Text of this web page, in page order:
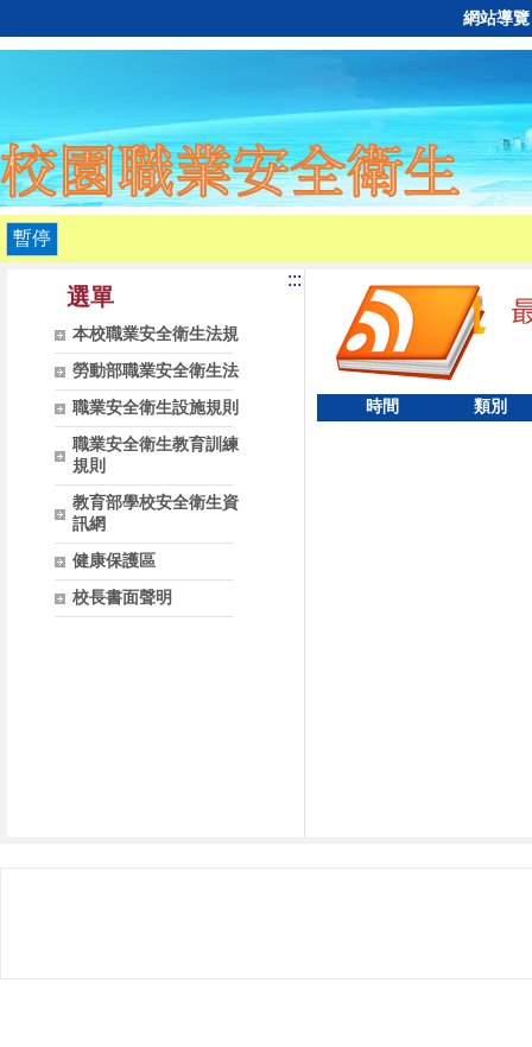
網站導覽
暫停
選單
本校職業安全衛生法規
勞動部職業安全衛生法
職業安全衛生設施規則
職業安全衛生教育訓練
規則
教育部學校安全衛生資
訊網
健康保護區
校長書面聲明
:::
時間 類別